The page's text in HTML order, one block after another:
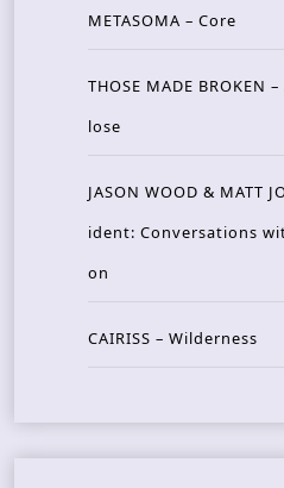
METASOMA – Core
THOSE MADE BROKEN
lose
JASON WOOD & MATT
ident: Conversations
on
CAIRISS – Wilderness